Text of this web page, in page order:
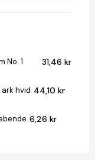
No. 1
31,46 kr
hvid 44,10 kr
6,26 kr